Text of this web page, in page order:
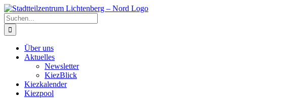
Zum
Inhalt
springen
Suche
nach:
Über uns
Aktuelles
Newsletter
KiezBlick
Kiezkalender
Kiezpool